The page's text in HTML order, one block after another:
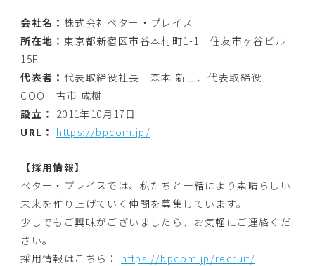
会社名： 株式会社ベター・プレイス
所在地： 東京都新宿区市谷本村町1-1 住友市ヶ谷ビル
15F
代表者： 代表取締役社長 森本 新士、代表取締役
COO 古市 成樹
設立： 2011年10月17日
URL： https://bpcom.jp/
【採用情報】
ベター・プレイスでは、私たちと一緒により素晴らしい
未来を作り上げていく仲間を募集しています。
少しでもご興味がございましたら、お気軽にご連絡くだ
さい。
採用情報はこちら： https://bpcom.jp/recruit/